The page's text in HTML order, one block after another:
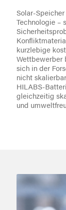
Solar-
Technologie –
kurzlebige
Wettbewerber
sich in der
nicht
HILABS-
gleichzeitig
und